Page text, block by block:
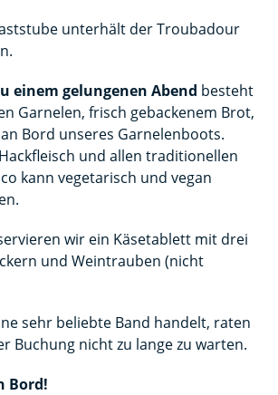
unterhält der Troubadour
einem gelungenen Abend besteht
Garnelen, frisch gebackenem Brot,
Bord unseres Garnelenboots.
und allen traditionellen
kann vegetarisch und vegan
wir ein Käsetablett mit drei
und Weintrauben (nicht
sehr beliebte Band handelt, raten
Buchung nicht zu lange zu warten.
Bord!